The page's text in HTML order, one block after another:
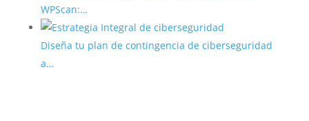
WPScan:…
Diseña tu plan de contingencia de ciberseguridad
a…